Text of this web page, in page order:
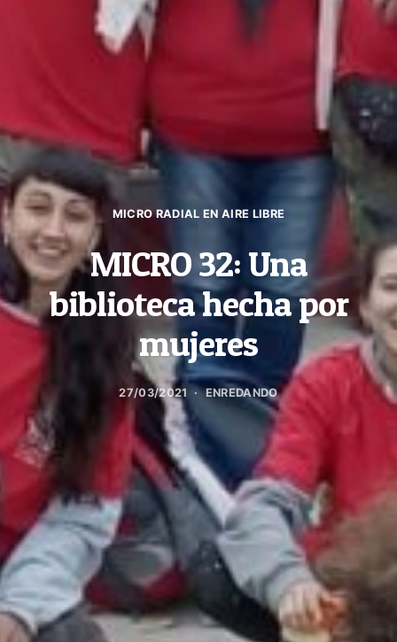
MICRO RADIAL EN AIRE LIBRE
MICRO 32: Una
biblioteca hecha por
mujeres
27/03/2021 ENREDANDO